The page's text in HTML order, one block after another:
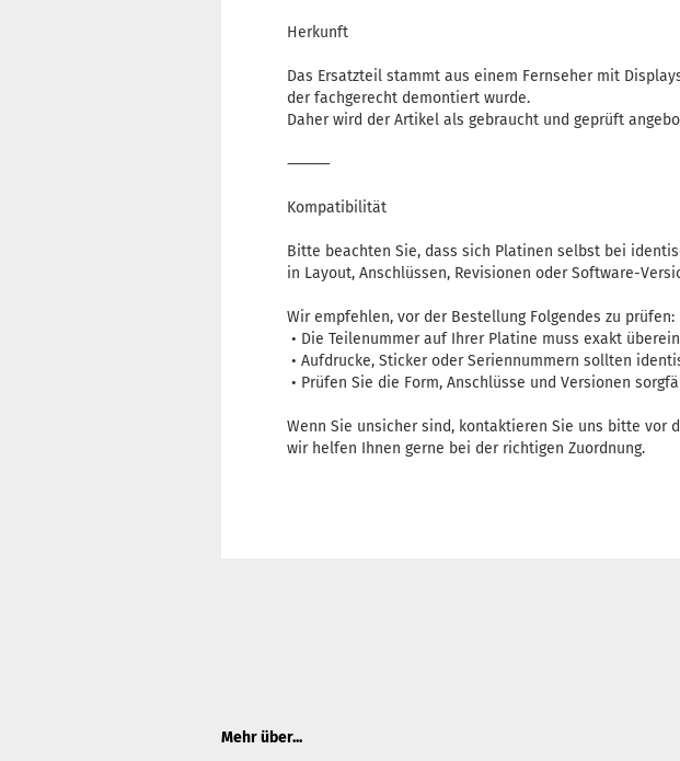
Herkunft
Das Ersatzteil stammt aus einem Fernseher mit
der fachgerecht demontiert wurde.
Daher wird der Artikel als gebraucht und geprüft
⸻
Kompatibilität
Bitte beachten Sie, dass sich Platinen selbst bei
in Layout, Anschlüssen, Revisionen oder Software-
Wir empfehlen, vor der Bestellung Folgendes zu prüfen:
• Die Teilenummer auf Ihrer Platine muss exakt
• Aufdrucke, Sticker oder Seriennummern sollten
• Prüfen Sie die Form, Anschlüsse und Versionen
Wenn Sie unsicher sind, kontaktieren Sie uns bitte vor
wir helfen Ihnen gerne bei der richtigen Zuordnung.
Mehr über...